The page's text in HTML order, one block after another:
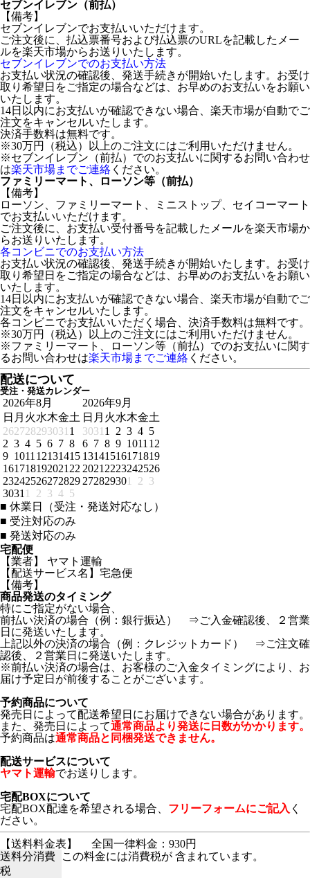
セブンイレブン（前払）
【備考】
セブンイレブンでお支払いいただけます。
ご注文後に、払込票番号および払込票のURLを記載したメー
ルを楽天市場からお送りいたします。
セブンイレブンでのお支払い方法
お支払い状況の確認後、発送手続きが開始いたします。お受け
取り希望日をご指定の場合などは、お早めのお支払いをお願い
いたします。
14日以内にお支払いが確認できない場合、楽天市場が自動でご
注文をキャンセルいたします。
決済手数料は無料です。
※30万円（税込）以上のご注文にはご利用いただけません。
※セブンイレブン（前払）でのお支払いに関するお問い合わせ
は楽天市場までご連絡 ください。
ファミリーマート、ローソン等（前払）
【備考】
ローソン、ファミリーマート、ミニストップ、セイコーマート
でお支払いいただけます。
ご注文後に、お支払い受付番号を記載したメールを楽天市場か
らお送りいたします。
各コンビニでのお支払い方法
お支払い状況の確認後、発送手続きが開始いたします。お受け
取り希望日をご指定の場合などは、お早めのお支払いをお願い
いたします。
14日以内にお支払いが確認できない場合、楽天市場が自動でご
注文をキャンセルいたします。
各コンビニでお支払いいただく場合、決済手数料は無料です。
※30万円（税込）以上のご注文にはご利用いただけません。
※ファミリーマート、ローソン等（前払）でのお支払いに関す
るお問い合わせは楽天市場までご連絡 ください。
配送について
受注・発送カレンダー
2026年8月
日 月 火水木金土
262728293031 1
2 3 4 5 6 7 8
9 1011 12131415
161718192021 22
23242526272829
3031 1 2 3 4 5
2026年9月
日 月 火水木金土
3031 1 2 3 4 5
6 7 8 9 1011 12
13141516171819
2021 2223242526
272829301 2 3
■ 休業日（受注・発送対応なし）
■ 受注対応のみ
■ 発送対応のみ
宅配便
【業者】 ヤマト運輸
【配送サービス名】宅急便
【備考】
商品発送のタイミング
特にご指定がない場合、
前払い決済の場合（例：銀行振込） ⇒ご入金確認後、２営業
日に発送いたします。
上記以外の決済の場合（例：クレジットカード） ⇒ご注文確
認後、２営業日に発送いたします。
※前払い決済の場合は、お客様のご入金タイミングにより、お
届け予定日が前後することがございます。
予約商品について
発売日によって配送希望日にお届けできない場合があります。
また、発売日によって通常商品より発送に日数がかかります。
予約商品は通常商品と同梱発送できません。
配送サービスについて
ヤマト運輸でお送りします。
宅配BOXについて
宅配BOX配達を希望される場合、 フリーフォームにご記入 く
ださい。
【送料料金表】
全国一律料金：930円
送料分消費
税
この料金には消費税が 含まれています。